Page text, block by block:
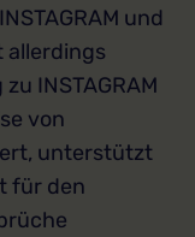
und
allerdings
INSTAGRAM
von
unterstützt
für den